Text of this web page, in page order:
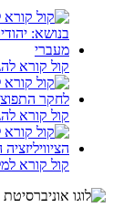
קול קורא
קול קורא
קול קורא